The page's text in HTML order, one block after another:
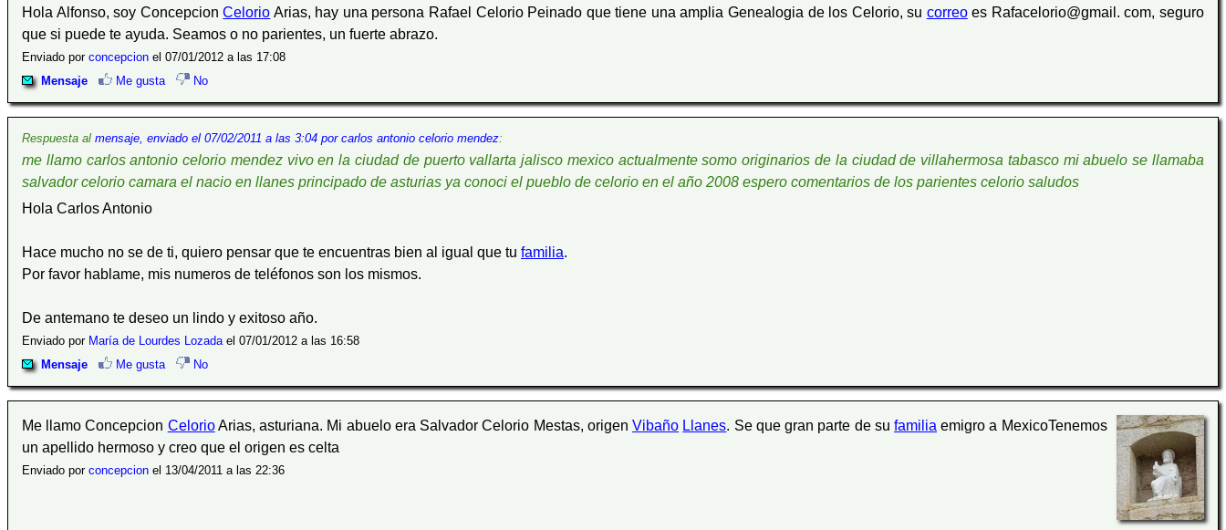
Hola Alfonso, soy ConcepcionCelorio Arias, hay una persona Rafael Celorio Peinado que tiene una amplia Genealogia de los Celorio, su correoes Rafacelorio@gmail. com, seguro
que si puede te ayuda. Seamos o no parientes, un fuerte abrazo.
Enviado por concepcion el 07/01/2012 a las 17:08
Mensaje
Me gusta No
Respuesta al mensaje, enviado el 07/02/2011 a las 3:04 por carlos antonio celorio mendez:
me llamo carlos antonio celorio mendez vivo en la ciudad de puerto vallarta jalisco mexico actualmente somo originarios de la ciudad de villahermosa tabasco mi abuelo se llamaba
salvador celorio camara el nacio en llanes principado de asturias ya conoci el pueblo de celorio en el año 2008 espero comentarios de los parientes celorio saludos
Hola Carlos Antonio
Hace mucho no se de ti, quiero pensar que te encuentras bien al igual que tu familia.
Por favor hablame, mis numeros de teléfonos son los mismos.
De antemano te deseo un lindo y exitoso año.
Enviado por María de Lourdes Lozadael 07/01/2012 a las 16:58
Mensaje
Me gusta No
Me llamo Concepcion CelorioArias, asturiana. Mi abuelo era Salvador Celorio Mestas, origenVibaño Llanes. Se que gran parte de su familia emigro a MexicoTenemos
un apellido hermoso y creo que el origen es celta
Enviado por concepcion el 13/04/2011 a las 22:36